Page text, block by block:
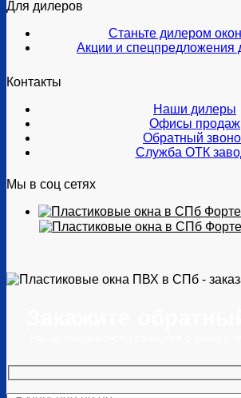
Для дилеров
Станьте дилером
Акции и спецпредложения
Контакты
Наши дилеры
Офисы продаж
Обратный
Служба ОТК
Мы в соц сетях